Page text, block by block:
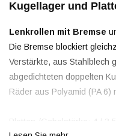
Kugellager und
Lenkrollen mit Bremse
Die Bremse blockiert
Verstärkte, aus Stahlblech
abgedichteten doppelten
Räder aus Polyamid (PA 6)